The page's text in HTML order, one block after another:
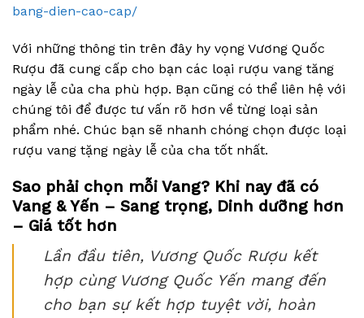
bang-dien-cao-cap/
Với những thông tin trên đây hy vọng Vương Quốc
Rượu đã cung cấp cho bạn các loại rượu vang tăng
ngày lễ của cha phù hợp. Bạn cũng có thể liên hệ với
chúng tôi để được tư vấn rõ hơn về từng loại sản
phẩm nhé. Chúc bạn sẽ nhanh chóng chọn được loại
rượu vang tặng ngày lễ của cha tốt nhất.
Sao phải chọn mỗi Vang? Khi nay đã có
Vang & Yến – Sang trọng, Dinh dưỡng hơn
– Giá tốt hơn
Lần đầu tiên, Vương Quốc Rượu kết
hợp cùng Vương Quốc Yến mang đến
cho bạn sự kết hợp tuyệt vời, hoàn